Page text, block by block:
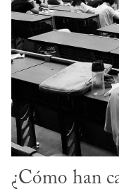
¿Cómo han